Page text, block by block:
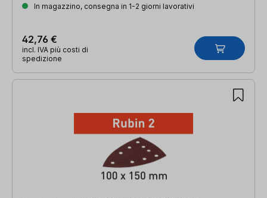
In magazzino, consegna in 1-2 giorni lavorativi
42,76 €
incl. IVA più costi di
spedizione